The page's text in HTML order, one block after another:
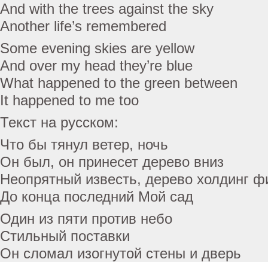
And with the trees against the sky
Another life’s remembered
Some evening skies are yellow
And over my head they’re blue
What happened to the green between
It happened to me too
Текст на русском:
Что бы тянул ветер, ночь
Он был, он принесет дерево вниз
Неопрятный известь, дерево холдинг
До конца последний Мой сад
Один из пяти против небо
Стильный поставки
Он сломал изогнутой стены и дверь